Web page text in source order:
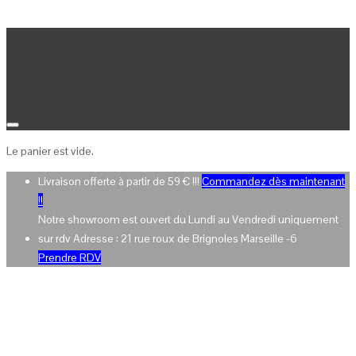
Le panier est vide.
Livraison offerte à partir de 59 € !!! Commandez dès maintenant
!!
Notre showroom est ouvert du Lundi au Vendredi uniquement
sur rdv Adresse : 21 rue roux de Brignoles Marseille -6
Prendre RDV